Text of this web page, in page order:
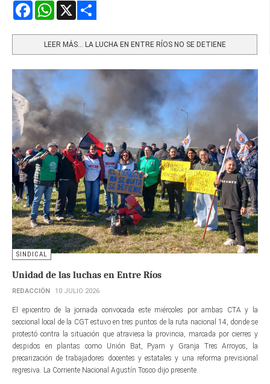
FacebookWhatsApp
LEER MÁS… LA LUCHA EN ENTRE RÍOS NO SE DETIENE
SINDICAL
Unidad de las luchas en Entre Ríos
REDACCIÓN 10 JULIO 2026
El epicentro de la jornada convocada este miércoles por ambas CTA y la
seccional local de la CGT estuvo en tres puntos de la ruta nacional 14, donde se
protestó contra la situación que atraviesa la provincia, marcada por cierres y
despidos en plantas como Unión Bat, Pyam y Granja Tres Arroyos, la
precarización de trabajadores docentes y estatales y una reforma previsional
regresiva. La Corriente Nacional Agustín Tosco dijo presente.